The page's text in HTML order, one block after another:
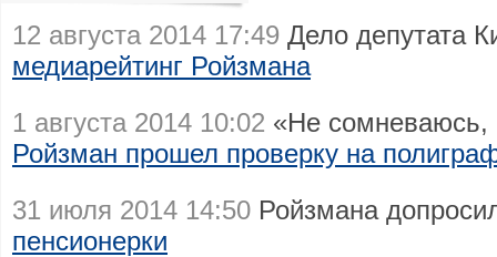
12 августа 2014 17:49 Дело депутата
медиарейтинг Ройзмана
1 августа 2014 10:02 «Не сомневаюсь,
Ройзман прошел проверку на
31 июля 2014 14:50 Ройзмана
пенсионерки